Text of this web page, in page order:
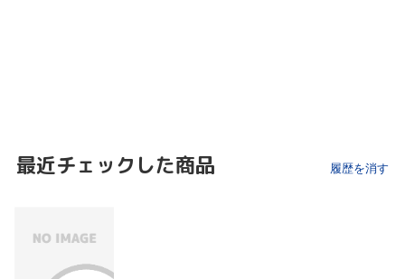
最近チェックした商品 履歴を消す